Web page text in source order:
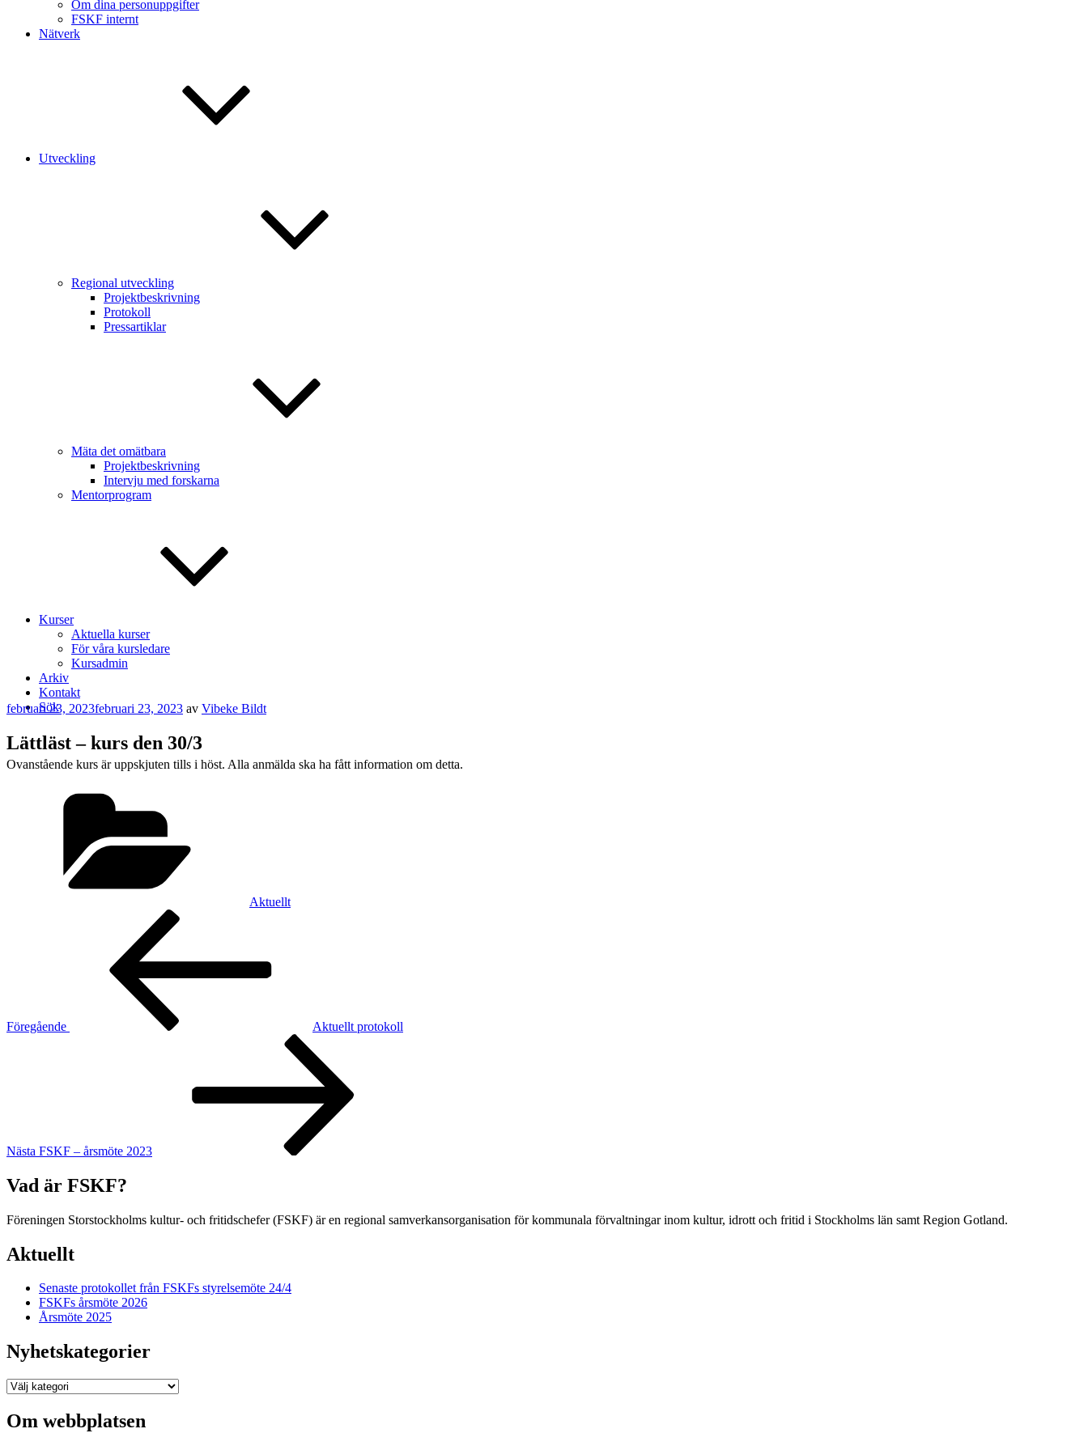
Om dina personuppgifter
FSKF internt
Nätverk
Utveckling
Regional utveckling
Projektbeskrivning
Protokoll
Pressartiklar
Mäta det omätbara
Projektbeskrivning
Intervju med forskarna
Mentorprogram
Kurser
Aktuella kurser
För våra kursledare
Kursadmin
Arkiv
Kontakt
Sök
Publicerat
februari 23, 2023februari 23, 2023 av Vibeke Bildt
Lättläst – kurs den 30/3
Ovanstående kurs är uppskjuten tills i höst. Alla anmälda ska ha fått information om detta.
Aktuellt
Inläggsnavigering
Föregående
Aktuellt protokoll
Nästa FSKF – årsmöte 2023
Vad är FSKF?
Föreningen Storstockholms kultur- och fritidschefer (FSKF) är en regional samverkansorganisation för kommunala förvaltningar inom kultur, idrott och fritid i Stockholms län samt Region Gotland.
Aktuellt
Senaste protokollet från FSKFs styrelsemöte 24/4
FSKFs årsmöte 2026
Årsmöte 2025
Nyhetskategorier
Nyhetskategorier
Om webbplatsen